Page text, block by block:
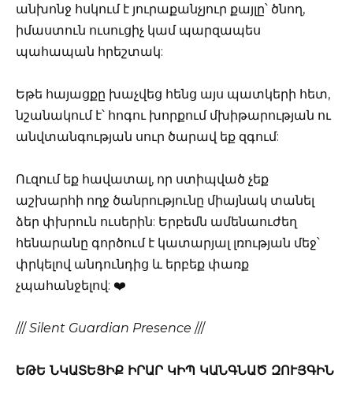
անխոնջ հսկում է յուրաքանչյուր քայլը՝ ծնող,
իմաստուն ուսուցիչ կամ պարզապես
պահապան հրեշտակ:
Եթե հայացքը խաչվեց հենց այս պատկերի հետ,
նշանակում է՝ հոգու խորքում մխիթարության ու
անվտանգության սուր ծարավ եք զգում:
Ուզում եք հավատալ, որ ստիպված չեք
աշխարհի ողջ ծանրությունը միայնակ տանել
ձեր փխրուն ուսերին: Երբեմն ամենաուժեղ
հենարանը գործում է կատարյալ լռության մեջ՝
փրկելով անդունդից և երբեք փառք
չպահանջելով: ❤️
///Silent Guardian Presence ///
ԵԹԵ ՆԿԱՏԵՑԻՔ ԻՐԱՐ ԿԻՊ ԿԱՆԳՆԱԾ ԶՈՒՅԳԻՆ